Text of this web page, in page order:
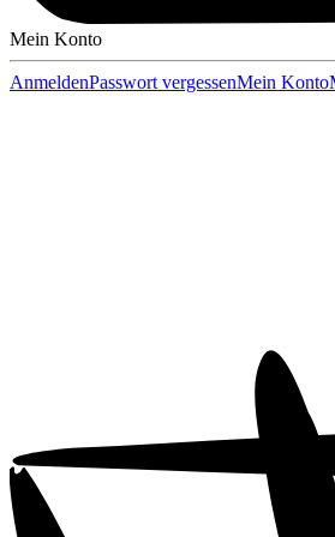
Mein Konto
AnmeldenPasswort vergessenMein Konto